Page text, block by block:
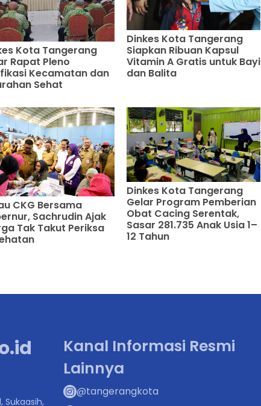
Kota Tangerang
Rapat Pleno
Kecamatan dan
Sehat
Dinkes Kota Tangerang
Siapkan Ribuan Kapsul
Vitamin A Gratis untuk Bayi
dan Balita
CKG Bersama
Sachrudin Ajak
Tak Takut Periksa
Dinkes Kota Tangerang
Gelar Program Pemberian
Obat Cacing Serentak,
Sasar 281.735 Anak Usia 1–
12 Tahun
Sukaasih,
Kanal Informasi Resmi
Lainnya
@tangerangkota